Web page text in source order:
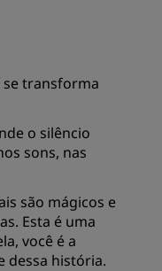
se transforma
o silêncio
sons, nas
são mágicos e
Esta é uma
você é a
dessa história.